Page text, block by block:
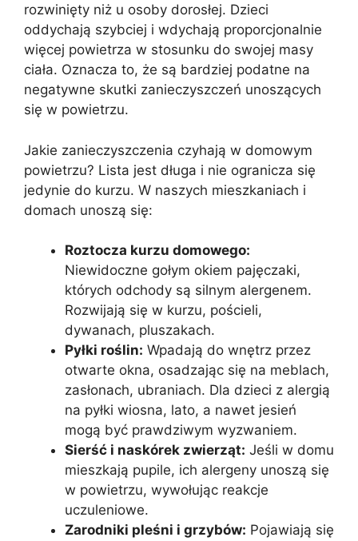
rozwinięty niż u osoby dorosłej. Dzieci
oddychają szybciej i wdychają proporcjonalnie
więcej powietrza w stosunku do swojej masy
ciała. Oznacza to, że są bardziej podatne na
negatywne skutki zanieczyszczeń unoszących
się w powietrzu.
Jakie zanieczyszczenia czyhają w domowym
powietrzu? Lista jest długa i nie ogranicza się
jedynie do kurzu. W naszych mieszkaniach i
domach unoszą się:
Roztocza kurzu domowego:
Niewidoczne gołym okiem pajęczaki,
których odchody są silnym alergenem.
Rozwijają się w kurzu, pościeli,
dywanach, pluszakach.
Pyłki roślin: Wpadają do wnętrz przez
otwarte okna, osadzając się na meblach,
zasłonach, ubraniach. Dla dzieci z alergią
na pyłki wiosna, lato, a nawet jesień
mogą być prawdziwym wyzwaniem.
Sierść i naskórek zwierząt: Jeśli w domu
mieszkają pupile, ich alergeny unoszą się
w powietrzu, wywołując reakcje
uczuleniowe.
Zarodniki pleśni i grzybów: Pojawiają się